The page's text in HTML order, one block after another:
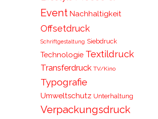
Event Nachhaltigkeit
Offsetdruck
Schriftgestaltung Siebdruck
Technologie Textildruck
Transferdruck TV/Kino
Typografie
Umweltschutz Unterhaltung
Verpackungsdruck